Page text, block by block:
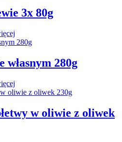
3x 80g
własnym 280g
w oliwie z oliwek